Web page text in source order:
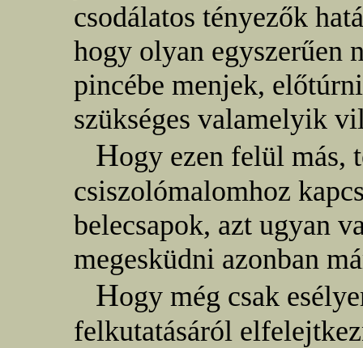
csodálatos tényezők
hogy olyan egyszerűen
pincébe menjek,
szükséges valamelyik
Hogy ezen felül más,
csiszolómalomhoz
belecsapok, azt ugyan
megesküdni azonban
Hogy még csak
felkutatásáról